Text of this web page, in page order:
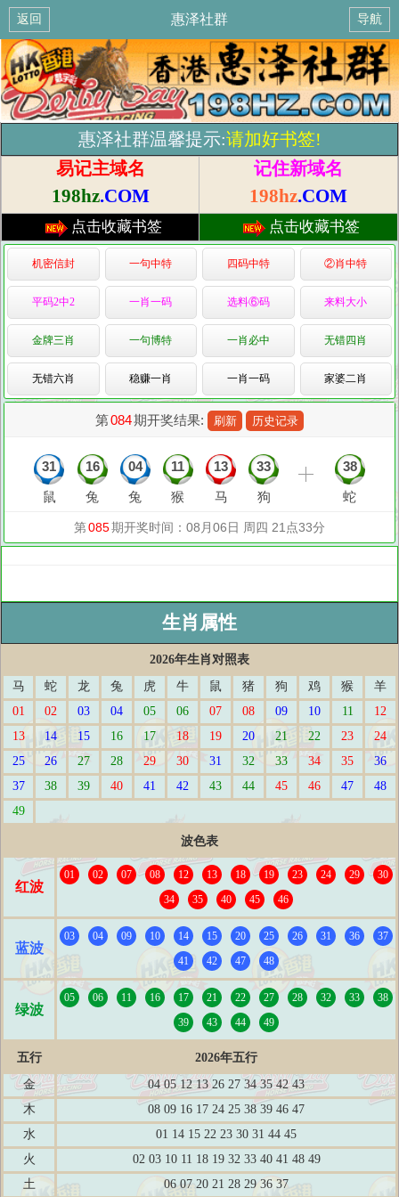
返回 惠泽社群 导航
惠泽社群温馨提示:请加好书签!
易记主域名
198hz.COM
记住新域名
198hz.COM
点击收藏书签 点击收藏书签
机密信封 一句中特 四码中特 ②肖中特
平码2中2 一肖一码 选料⑥码 来料大小
金牌三肖 一句博特 一肖必中 无错四肖
无错六肖 稳赚一肖 一肖一码 家婆二肖
生肖属性
2026年生肖对照表
马
蛇 龙 兔 虎 牛 鼠 猪 狗 鸡 猴
羊
01
02 03 04 05 06 07 08 09 10 11
12
13
14 15 16 17 18 19 20 21 22 23
24
25
26 27 28 29 30 31 32 33 34 35
36
37
38 39 40 41 42 43 44 45 46 47
48
49
波色表
红波
01 02 07 08 12 13 18 19 23 24 29
30
34
35 40 45 46
蓝波
03 04 09 10 14 15 20 25 26 31 36
37
41
42 47 48
绿波
05 06 11 16 17 21 22 27 28 32 33
38
39
43 44 49
五行
2026年五行
金
04 05 12 13 26 27 34 35 42 43
木
08 09 16 17 24 25 38 39 46 47
水
01 14 15 22 23 30 31 44 45
火
02 03 10 11 18 19 32 33 40 41 48 49
土
06 07 20 21 28 29 36 37